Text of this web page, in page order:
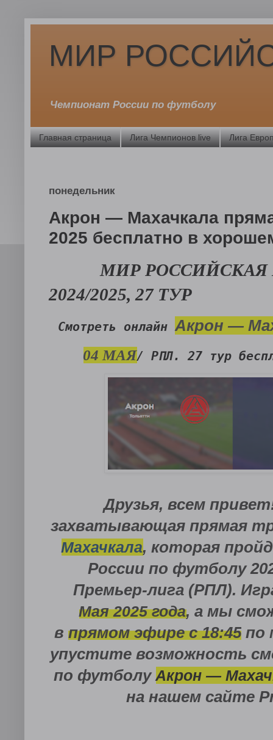
МИР
Чемпионат России по футболу
Главная страница Лига Чемпионов live Лига
понедельник
Акрон — Махачкала
2025 бесплатно в
МИР РОССИЙСКАЯ
2024/2025, 27 ТУР
Смотреть онлайн Акрон —
04 МАЯ/ РПЛ. 27 тур
Друзья, всем
захватывающая прямая
Махачкала, которая
России по футболу
Премьер-лига (РПЛ).
Мая2025 года, а мы
в прямом эфире с18:45 по
упустите возможность
по футболуАкрон —
на нашем сайте